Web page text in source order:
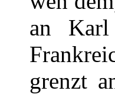
an
grenzt